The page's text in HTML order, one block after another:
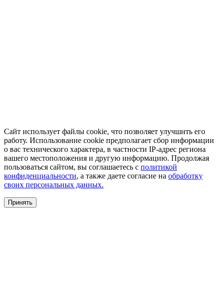
Сайт использует файлы cookie, что позволяет улучшить его
работу. Использование cookie предполагает сбор информации
о вас технического характера, в частности IP-адрес региона
вашего местоположения и другую информацию. Продолжая
пользоваться сайтом, вы соглашаетесь с политикой
конфиденциальности, а также даете согласие на обработку
своих персональных данных.
Принять